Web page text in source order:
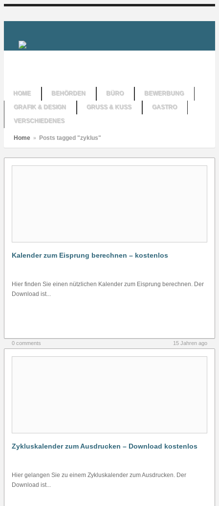
HOME BEHÖRDEN BÜRO
BEWERBUNG
GRAFIK & DESIGN
GRUSS & KUSS
GASTRO
VERSCHIEDENES
Home » Posts tagged "zyklus"
Kalender zum Eisprung berechnen – kostenlos
Hier finden Sie einen nützlichen Kalender zum Eisprung berechnen. Der
Download ist...
0 comments 15 Jahren ago
Zykluskalender zum Ausdrucken – Download kostenlos
Hier gelangen Sie zu einem Zykluskalender zum Ausdrucken. Der
Download ist...